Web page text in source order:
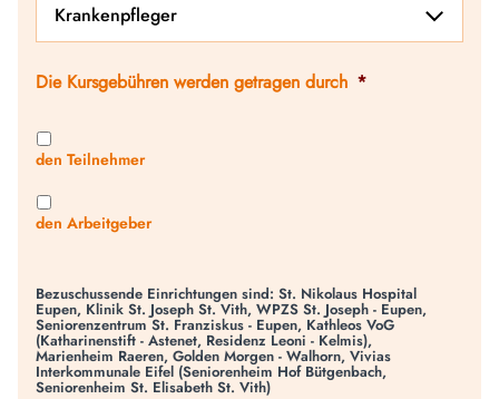
Die Kursgebühren werden getragen durch *
den Teilnehmer
den Arbeitgeber
Bezuschussende Einrichtungen sind: St. Nikolaus Hospital
Eupen, Klinik St. Joseph St. Vith, WPZS St. Joseph - Eupen,
Seniorenzentrum St. Franziskus - Eupen, Kathleos VoG
(Katharinenstift - Astenet, Residenz Leoni - Kelmis),
Marienheim Raeren, Golden Morgen - Walhorn, Vivias
Interkommunale Eifel (Seniorenheim Hof Bütgenbach,
Seniorenheim St. Elisabeth St. Vith)